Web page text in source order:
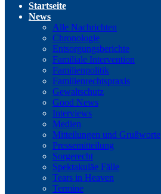
Startseite
News
Alle Nachrichten
Chronologie
Entsorgungsberichte
Familiale Intervention
Familienpolitik
Familienrechtspraxis
Gewaltschutz
Good News
Interviews
Medien
Mitteilungen und Grußworte
Pressemitteilung
Sorgerecht
Spektakuläe Fälle
Tears in Heaven
Termine